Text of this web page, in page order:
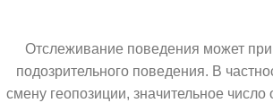
Отслеживание поведения может
подозрительного поведения. В
смену геопозиции, значительное